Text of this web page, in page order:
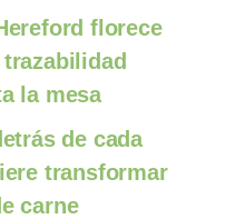
florece
la mesa
de cada
transformar
carne